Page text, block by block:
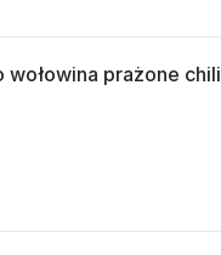
wołowina prażone chili